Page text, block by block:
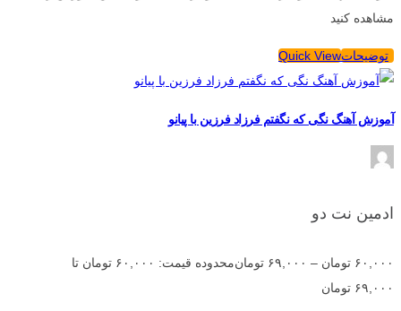
مشاهده کنید
توضیحاتQuick View
آموزش آهنگ نگی که نگفتم فرزاد فرزین با پیانو
ادمین نت دو
۶۰,۰۰۰ تومان – ۶۹,۰۰۰ تومان
محدوده قیمت: ۶۰,۰۰۰ تومان تا
۶۹,۰۰۰ تومان